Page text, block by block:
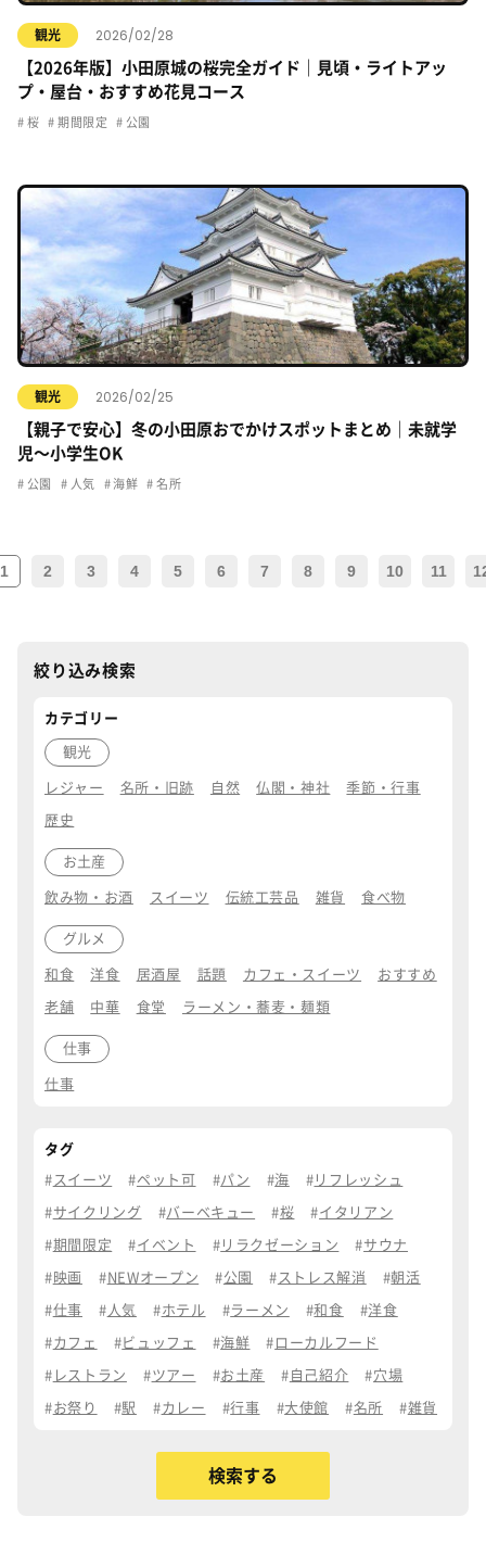
観光 2026/02/28
【2026年版】小田原城の桜完全ガイド｜見頃・ライトアッ
プ・屋台・おすすめ花見コース
桜 期間限定 公園
観光 2026/02/25
【親子で安心】冬の小田原おでかけスポットまとめ｜未就学
児〜小学生OK
公園 人気 海鮮 名所
1 2 3 4 5 6 7 8 9 10 11
絞り込み検索
カテゴリー
観光
レジャー 名所・旧跡 自然 仏閣・神社 季節・行事
歴史
お土産
飲み物・お酒 スイーツ 伝統工芸品 雑貨 食べ物
グルメ
和食 洋食 居酒屋 話題 カフェ・スイーツ おすすめ
老舗 中華 食堂 ラーメン・蕎麦・麺類
仕事
仕事
タグ
スイーツ ペット可 パン 海 リフレッシュ
サイクリング バーベキュー 桜 イタリアン
期間限定 イベント リラクゼーション サウナ
映画 NEWオープン 公園 ストレス解消 朝活
仕事 人気 ホテル ラーメン 和食 洋食
カフェ ビュッフェ 海鮮 ローカルフード
レストラン ツアー お土産 自己紹介 穴場
お祭り 駅 カレー 行事 大使館 名所 雑貨